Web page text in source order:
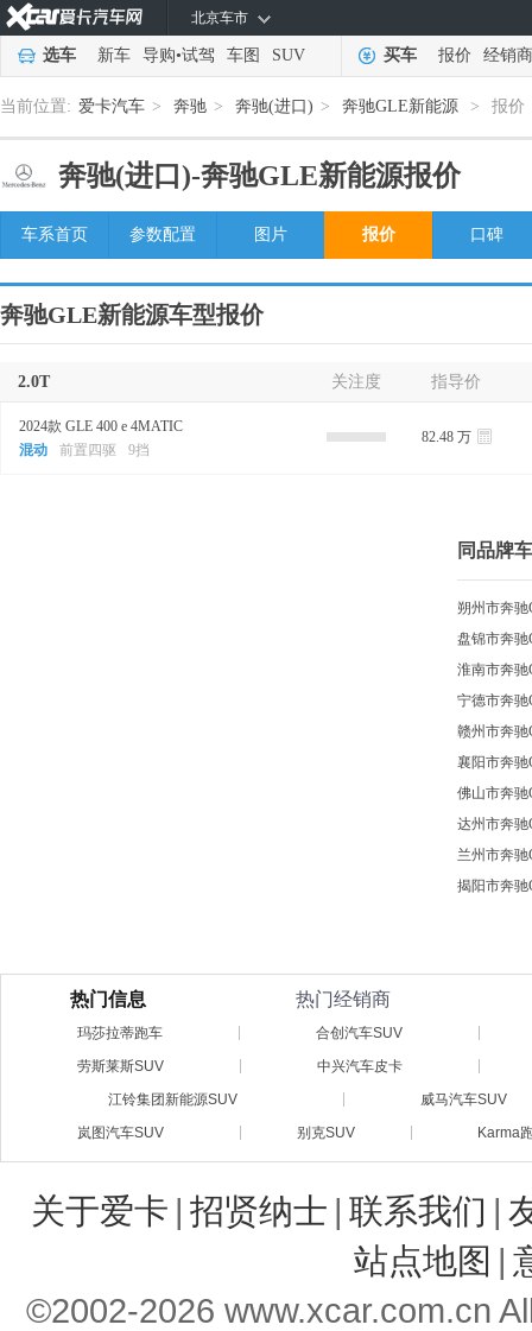
北京车市
选车 新车 导购•试驾 车图 SUV 买车 报价 经销商
当前位置: 爱卡汽车 > 奔驰 > 奔驰(进口) > 奔驰GLE新能源 > 报价
奔驰(进口)-奔驰GLE新能源报价
车系首页 参数配置 图片 报价 口碑
奔驰GLE新能源车型报价
2.0T 关注度 指导价
2024款 GLE 400 e 4MATIC
混动
前置四驱 9挡
82.48 万
同品牌
朔州市奔
盘锦市奔驰
淮南市奔驰
宁德市奔驰
赣州市奔
襄阳市奔驰
佛山市奔驰
达州市奔驰
兰州市奔
揭阳市奔驰
热门信息 热门经销商
玛莎拉蒂跑车
合创汽车SUV
劳斯莱斯SUV
中兴汽车皮卡
江铃集团新能源SUV
威马汽车SUV
岚图汽车SUV
别克SUV Karma
关于爱卡 | 招贤纳士 | 联系我们 |
站点地图 |
©2002-2026 www.xcar.com.cn